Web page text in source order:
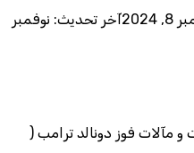
2024
آخر تحديث: نوفمبر
مآلات فوز دونالد ترامب (